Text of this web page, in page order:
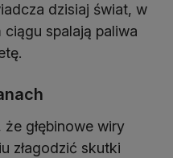
dzisiaj świat, w
spalają paliwa
głębinowe wiry
złagodzić skutki